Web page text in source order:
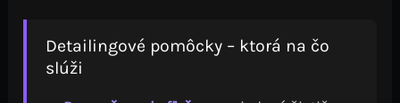
Detailingové pomôcky – ktorá na čo
slúži